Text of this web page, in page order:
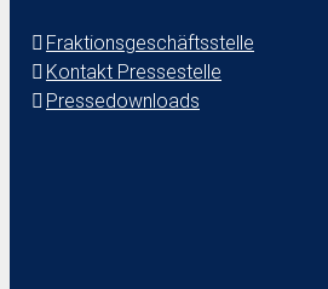
Fraktionsgeschäftsstelle
Kontakt Pressestelle
Pressedownloads